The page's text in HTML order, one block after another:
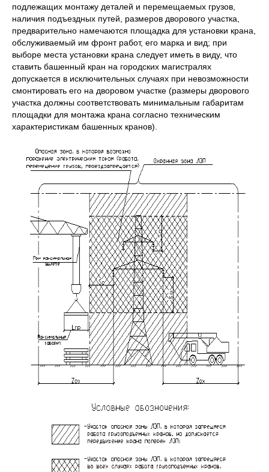
подлежащих монтажу деталей и перемещаемых грузов,
наличия подъездных путей, размеров дворо­вого участка,
предварительно намечаются площадка для установки крана,
обслуживаемый им фронт работ, его марка и вид; при
выборе места установки крана следует иметь в виду, что
ставить башенный кран на городских магистралях
допускается в исключительных случаях при невозможности
смонтировать его на дворовом участке (размеры дворового
участка должны соответствовать минимальным габаритам
площадки для монтажа крана согласно техническим
характеристикам башенных кранов).